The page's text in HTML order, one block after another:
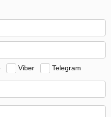
Viber Telegram